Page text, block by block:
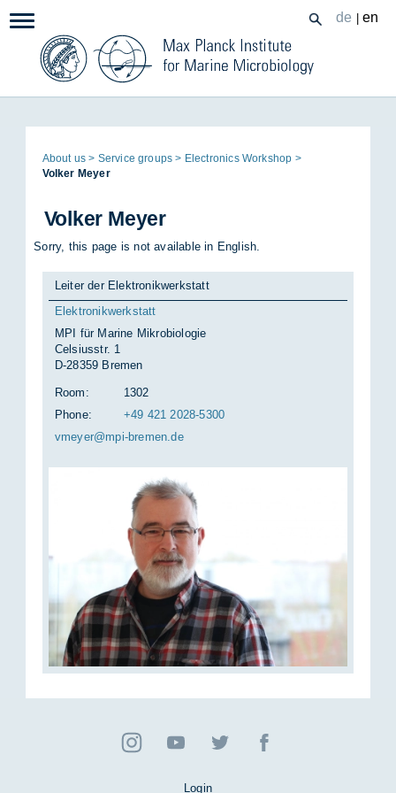
InhaltNavigation: de en
Page
path:
About us Ser­vice groups
Elec­tron­ics Work­shop
Volker Meyer
Volker Meyer
Sorry, this page is not available in English.
Leiter der Elektronikwerkstatt
Elektronikwerkstatt
MPI für Marine Mikrobiologie
Celsiusstr. 1
D-28359 Bremen
Room:
1302
Phone:
+49 421 2028-5300
vmeyer@mpi-bre­men.de
Login